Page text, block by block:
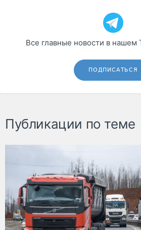
Все главные новости в нашем
ПОДПИСАТЬСЯ
Публикации по теме